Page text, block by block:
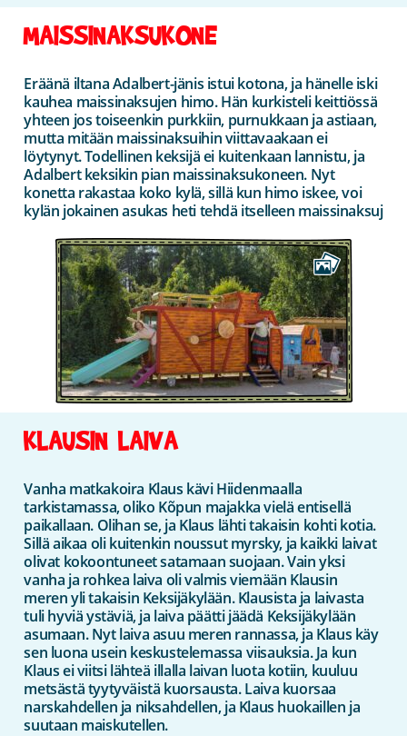
MAISSINAKSUKONE
Eräänä iltana Adalbert-jänis istui kotona, ja hänelle iski
kauhea maissinaksujen himo. Hän kurkisteli keittiössä
yhteen jos toiseenkin purkkiin, purnukkaan ja astiaan,
mutta mitään maissinaksuihin viittavaakaan ei
löytynyt. Todellinen keksijä ei kuitenkaan lannistu, ja
Adalbert keksikin pian maissinaksukoneen. Nyt
konetta rakastaa koko kylä, sillä kun himo iskee, voi
kylän jokainen asukas heti tehdä itselleen maissinaksuj
KLAUSIN LAIVA
Vanha matkakoira Klaus kävi Hiidenmaalla
tarkistamassa, oliko Kõpun majakka vielä entisellä
paikallaan. Olihan se, ja Klaus lähti takaisin kohti kotia.
Sillä aikaa oli kuitenkin noussut myrsky, ja kaikki laivat
olivat kokoontuneet satamaan suojaan. Vain yksi
vanha ja rohkea laiva oli valmis viemään Klausin
meren yli takaisin Keksijäkylään. Klausista ja laivasta
tuli hyviä ystäviä, ja laiva päätti jäädä Keksijäkylään
asumaan. Nyt laiva asuu meren rannassa, ja Klaus käy
sen luona usein keskustelemassa viisauksia. Ja kun
Klaus ei viitsi lähteä illalla laivan luota kotiin, kuuluu
metsästä tyytyväistä kuorsausta. Laiva kuorsaa
narskahdellen ja niksahdellen, ja Klaus huokaillen ja
suutaan maiskutellen.